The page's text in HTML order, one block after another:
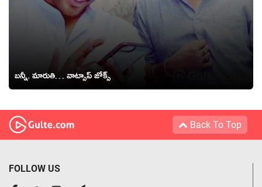
బన్నీ, మారుతి… వాట్సాప్ జోక్స్
Back To Top
FOLLOW US